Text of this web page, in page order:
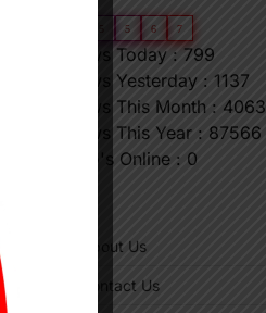
5 6 7
Views Today : 799
Views Yesterday : 1137
Views This Month : 4063
Views This Year : 87566
Who's Online : 0
About Us
Contact Us